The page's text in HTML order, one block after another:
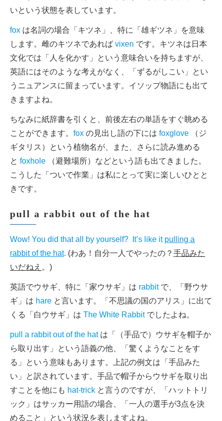
いという状態を表しています。
fox は名詞の場合「キツネ」、特に「雄ギツネ」を意味
します。雌のキツネであれば vixen です。キツネは日本
文化では「人を化かす」という意味合いを持ちますが、
英語にはそのような考えがなく、「ずるがしこい」とい
うニュアンスに留まっています。イソップ物語にも出て
きますよね。
ちなみに紙辞書を引くと、前後左右の単語をすぐ眺める
ことができます。 fox の見出し語の下には foxglove （ジ
ギタリス）という植物名が、また、さらに読み進める
と foxhole （避難場所）などという語も出てきました。
こうした「ついで作業」は私にとって実に楽しいひとと
きです。
pull a rabbit out of the hat
Wow! You did that all by yourself? It’s like it pulling a
rabbit of the hat. (わあ！自分一人でやったの？ 手品みた
いだねえ 。)
英語でウサギ、特に「家ウサギ」は rabbitで、「野ウサ
ギ」は hare と言います。「不思議の国のアリス」に出て
くる「白ウサギ」は The White Rabbitでしたよね。
pull a rabbit out of the hatは「（手品で）ウサギを帽子か
ら取り出す」という語義の他、「驚くようなことをす
る」という意味もあります。上記の例文は「手品みた
い」と訳されています。手品で帽子からウサギを取り出
すことを他にも hat-trick と言うのですが、「ハットトリ
ック」はサッカー用語の場合、「一人の選手が3点を決
めること」という状況を表しますよね。